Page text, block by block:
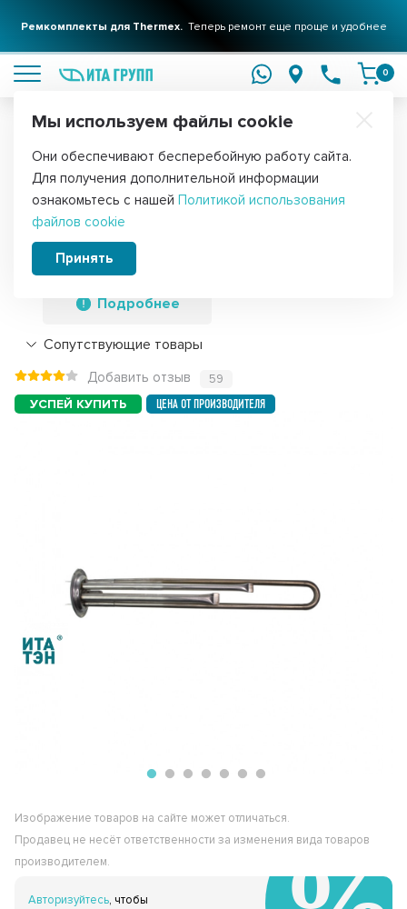
Ремкомплекты для Thermex.Теперь ремонт еще проще и удобнее
0
Главная Запчасти для водонагревателей ТЭНы для
ТЭН 1,3кВт (1300Вт) RF для
водонагревателя Thermex, Garanterm
RZB, IF, ID, под анод М4, нерж, 40047
Подробнее
Сопутствующие товары
Добавить отзыв 59
Изображение товаров на сайте может отличаться.
Продавец не несёт ответственности за изменения вида товаров
производителем.
Авторизуйтесь, чтобы
Мы используем файлы cookie
Они обеспечивают бесперебойную работу сайта.
Для получения дополнительной информации
ознакомьтесь с нашей Политикой использования
файлов cookie
Принять